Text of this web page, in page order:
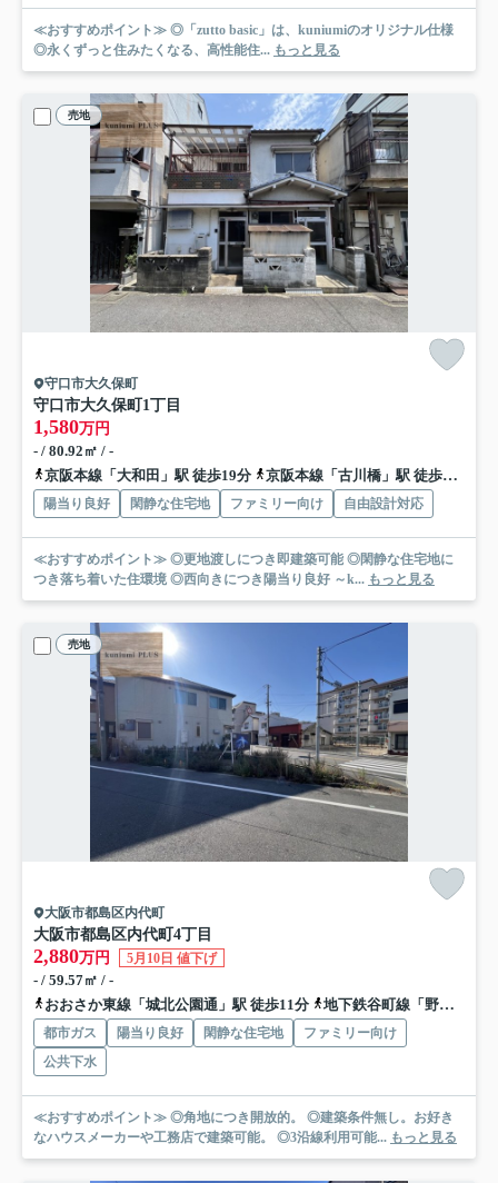
≪おすすめポイント≫ ◎「zutto basic」は、kuniumiのオリジナル仕様
◎永くずっと住みたくなる、高性能住... もっと見る
売地
守口市大久保町
守口市大久保町1丁目
1,580万円
- / 80.92㎡ / -
京阪本線「大和田」駅 徒歩19分
京阪本線「古川橋」駅 徒歩21分
陽当り良好 閑静な住宅地 ファミリー向け 自由設計対応
≪おすすめポイント≫ ◎更地渡しにつき即建築可能 ◎閑静な住宅地に
つき落ち着いた住環境 ◎西向きにつき陽当り良好 ～k... もっと見る
売地
大阪市都島区内代町
大阪市都島区内代町4丁目
2,880万円 5月10日 値下げ
- / 59.57㎡ / -
おおさか東線「城北公園通」駅 徒歩11分
地下鉄谷町線「野江内代」駅 徒歩13分
都市ガス 陽当り良好 閑静な住宅地
ファミリー向け
公共下水
≪おすすめポイント≫ ◎角地につき開放的。 ◎建築条件無し。お好き
なハウスメーカーや工務店で建築可能。 ◎3沿線利用可能... もっと見る